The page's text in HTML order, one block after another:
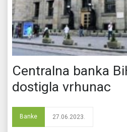
Centralna banka
dostigla vrhunac
Banke 27.06.2023.